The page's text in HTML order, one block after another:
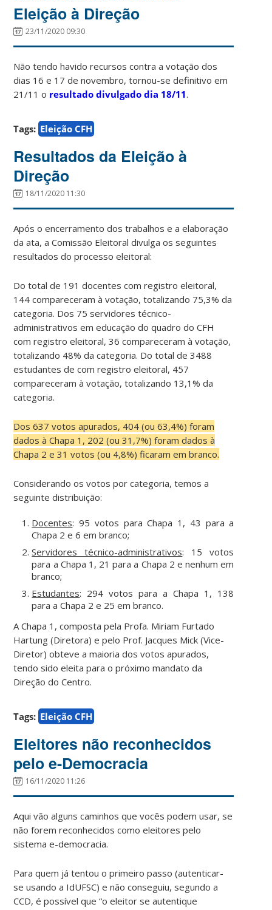
Eleição à Direção
23/11/2020 09:30
Não tendo havido recursos contra a votação dos
dias 16 e 17 de novembro, tornou-se definitivo em
21/11 o resultado divulgado dia 18/11.
Tags: Eleição CFH
Resultados da Eleição à
Direção
18/11/2020 11:30
Após o encerramento dos trabalhos e a elaboração
da ata, a Comissão Eleitoral divulga os seguintes
resultados do processo eleitoral:
Do total de 191 docentes com registro eleitoral,
144 compareceram à votação, totalizando 75,3% da
categoria. Dos 75 servidores técnico-
administrativos em educação do quadro do CFH
com registro eleitoral, 36 compareceram à votação,
totalizando 48% da categoria. Do total de 3488
estudantes de com registro eleitoral, 457
compareceram à votação, totalizando 13,1% da
categoria.
Dos 637 votos apurados, 404 (ou 63,4%) foram
dados à Chapa 1, 202 (ou 31,7%) foram dados à
Chapa 2 e 31 votos (ou 4,8%) ficaram em branco.
Considerando os votos por categoria, temos a
seguinte distribuição:
Docentes: 95 votos para Chapa 1, 43 para a
Chapa 2 e 6 em branco;
Servidores técnico-administrativos: 15 votos
para a Chapa 1, 21 para a Chapa 2 e nenhum em
branco;
Estudantes: 294 votos para a Chapa 1, 138
para a Chapa 2 e 25 em branco.
A Chapa 1, composta pela Profa. Miriam Furtado
Hartung (Diretora) e pelo Prof. Jacques Mick (Vice-
Diretor) obteve a maioria dos votos apurados,
tendo sido eleita para o próximo mandato da
Direção do Centro.
Tags: Eleição CFH
Eleitores não reconhecidos
pelo e-Democracia
16/11/2020 11:26
Aqui vão alguns caminhos que vocês podem usar, se
não forem reconhecidos como eleitores pelo
sistema e-democracia.
Para quem já tentou o primeiro passo (autenticar-
se usando a IdUFSC) e não conseguiu, segundo a
CCD, é possível que “o eleitor se autentique